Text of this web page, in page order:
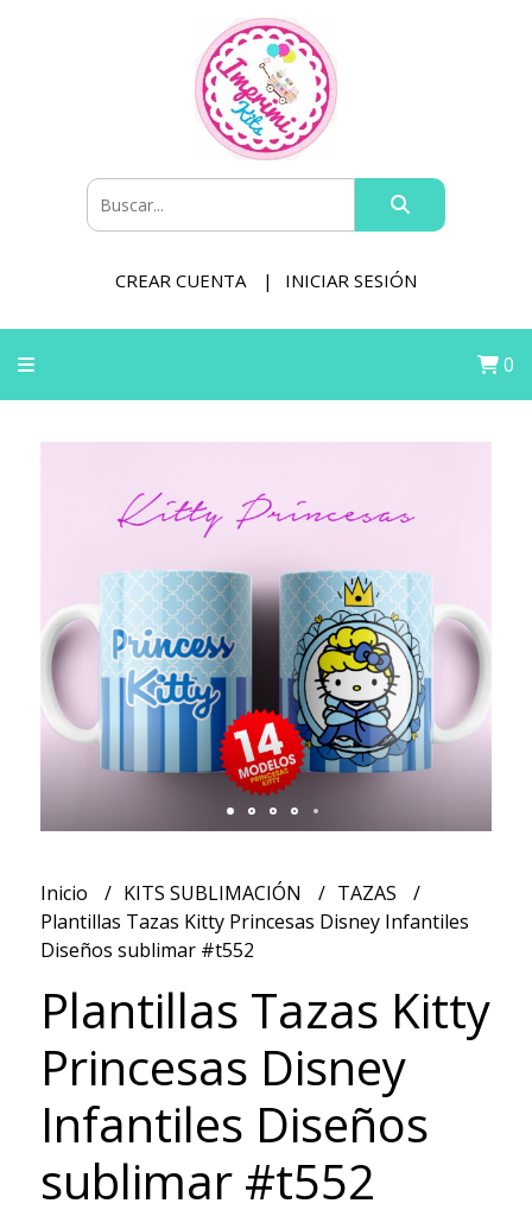
CREAR CUENTA INICIAR SESIÓN
0
Inicio KITS SUBLIMACIÓN
TAZAS
Plantillas Tazas Kitty Princesas Disney Infantiles
Diseños sublimar #t552
Plantillas Tazas Kitty
Princesas Disney
Infantiles Diseños
sublimar #t552